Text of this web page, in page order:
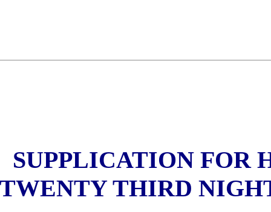
SUPPLICATION
TWENTY THIRD